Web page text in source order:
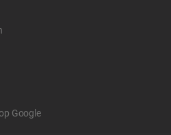
Google